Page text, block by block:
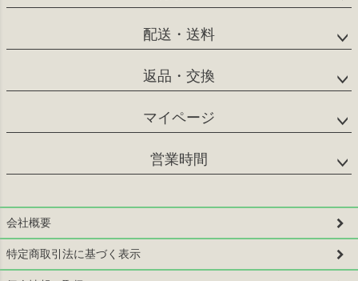
配送・送料
返品・交換
マイページ
営業時間
会社概要
特定商取引法に基づく表示